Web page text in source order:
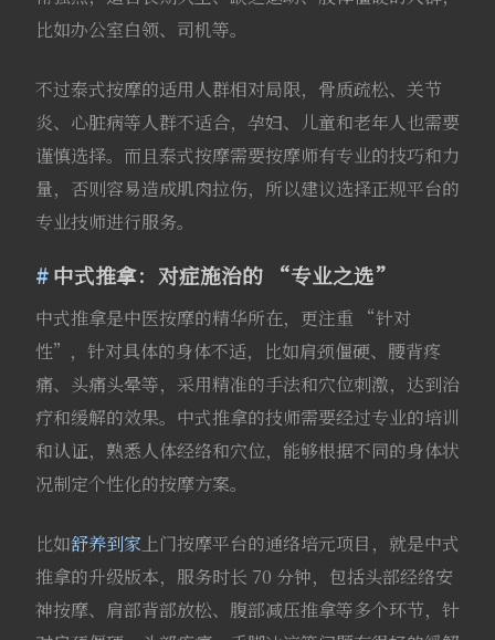
比如办公室白领、司机等。
不过泰式按摩的适用人群相对局限，骨质疏松、关节
炎、心脏病等人群不适合，孕妇、儿童和老年人也需要
谨慎选择。而且泰式按摩需要按摩师有专业的技巧和力
量，否则容易造成肌肉拉伤，所以建议选择正规平台的
专业技师进行服务。
中式推拿：对症施治的 “专业之选”
中式推拿是中医按摩的精华所在，更注重 “针对
性”，针对具体的身体不适，比如肩颈僵硬、腰背疼
痛、头痛头晕等，采用精准的手法和穴位刺激，达到治
疗和缓解的效果。中式推拿的技师需要经过专业的培训
和认证，熟悉人体经络和穴位，能够根据不同的身体状
况制定个性化的按摩方案。
比如舒养到家 上门按摩平台的通络培元项目，就是中式
推拿的升级版本，服务时长 70 分钟，包括头部经络安
神按摩、肩部背部放松、腹部减压推拿等多个环节，针